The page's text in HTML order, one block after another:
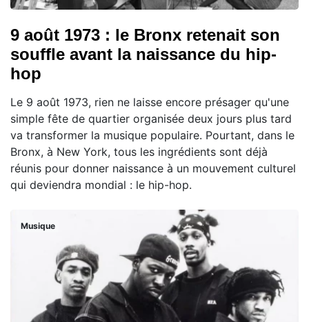
9 août 1973 : le Bronx retenait son
souffle avant la naissance du hip-
hop
Le 9 août 1973, rien ne laisse encore présager qu'une
simple fête de quartier organisée deux jours plus tard
va transformer la musique populaire. Pourtant, dans le
Bronx, à New York, tous les ingrédients sont déjà
réunis pour donner naissance à un mouvement culturel
qui deviendra mondial : le hip-hop.
Musique